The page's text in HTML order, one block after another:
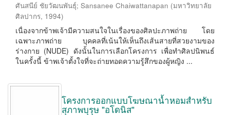
ศันสนีย์ ชัยวัฒนพันธุ์; Sansanee Chaiwattanapan (มหาวิทยาลัย
ศิลปากร, 1994)
เนื่องจากข้าพเจ้ามีความสนใจในเรื่องของศิลปะภาพถ่าย โดย
เฉพาะภาพถ่าย บุคคลที่เน้นให้เห็นถึงเส้นสายที่สวยงามของ
ร่างกาย (NUDE) ดังนั้นในการเลือกโครงการ เพื่อทำศิลปนิพนธ์
ในครั้งนี้ ข้าพเจ้าตั้งใจที่จะถ่ายทอดความรู้สึกของผู้หญิง ...
โครงการออกแบบโฆษณาน้ำหอมสำหรับ
สุภาพบุรุษ "อโดนิส"